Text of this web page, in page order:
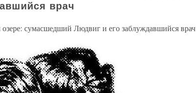
врач
сумасшедший Людвиг и его заблуждавшийся врач